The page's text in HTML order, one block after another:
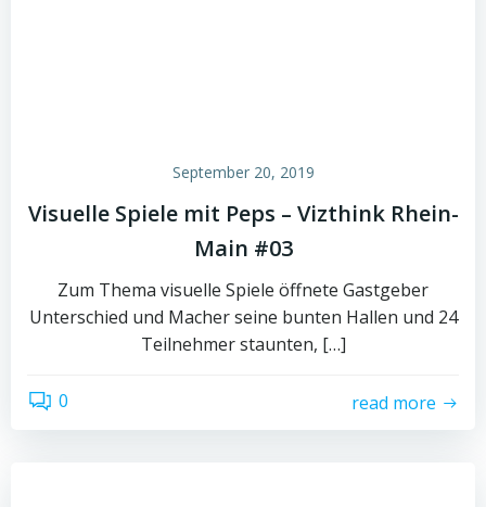
September 20, 2019
Visuelle Spiele mit Peps – Vizthink Rhein-
Main #03
Zum Thema visuelle Spiele öffnete Gastgeber
Unterschied und Macher seine bunten Hallen und 24
Teilnehmer staunten, […]
0 read more